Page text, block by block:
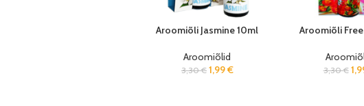
Aroomiõli Jasmine 10ml
Aroomiõlid
3,30€ 1,99€
Aroomiõli
3,30€